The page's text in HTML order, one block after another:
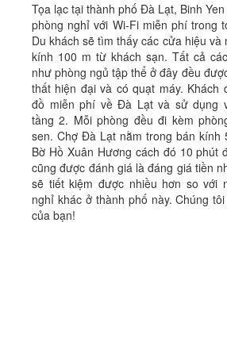
Tọa lạc tại thành phố Đà Lạt, Binh
phòng nghỉ với Wi-Fi miễn phí trong
Du khách sẽ tìm thấy các cửa hiệu và
kính 100 m từ khách sạn. Tất cả
như phòng ngủ tập thể ở đây đều
thất hiện đại và có quạt máy. Khách
đồ miễn phí về Đà Lạt và sử dụng
tầng 2. Mỗi phòng đều đi kèm
sen. Chợ Đà Lạt nằm trong bán kính
Bờ Hồ Xuân Hương cách đó 10 phút
cũng được đánh giá là đáng giá tiền
sẽ tiết kiệm được nhiều hơn so với
nghỉ khác ở thành phố này. Chúng
của bạn!